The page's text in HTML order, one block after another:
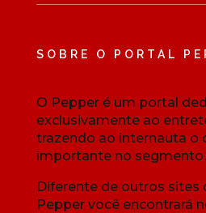
SOBRE O PORTAL
O Pepper é um portal
exclusivamente ao
trazendo ao internauta o
importante no segmento.
Diferente de outros sites
Pepper você encontrará